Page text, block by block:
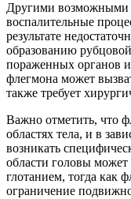
Другими возможными
воспалительные
результате
образованию
пораженных органов
флегмона может
также требует
Важно отметить, что
областях тела, и в
возникать
области головы
глотанием, тогда как
ограничение